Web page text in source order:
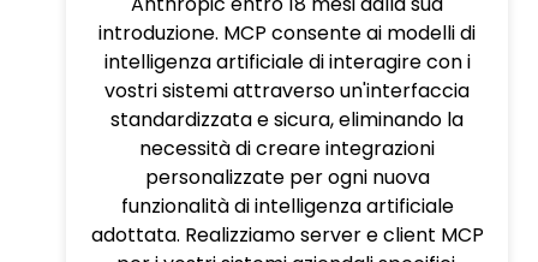
introduzione. MCP consente ai modelli di
intelligenza artificiale di interagire con i
vostri sistemi attraverso un'interfaccia
standardizzata e sicura, eliminando la
necessità di creare integrazioni
personalizzate per ogni nuova
funzionalità di intelligenza artificiale
adottata. Realizziamo server e client MCP